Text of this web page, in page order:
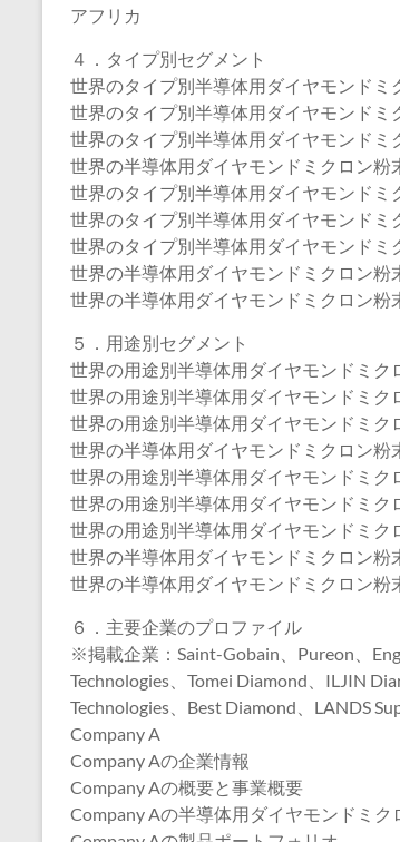
アフリカ
４．タイプ別セグメント
世界のタイプ別半導体用ダイヤモンドミ
世界のタイプ別半導体用ダイヤモンドミ
世界のタイプ別半導体用ダイヤモンドミ
世界の半導体用ダイヤモンドミクロン粉
世界のタイプ別半導体用ダイヤモンドミ
世界のタイプ別半導体用ダイヤモンドミ
世界のタイプ別半導体用ダイヤモンドミ
世界の半導体用ダイヤモンドミクロン粉
世界の半導体用ダイヤモンドミクロン粉
５．用途別セグメント
世界の用途別半導体用ダイヤモンドミク
世界の用途別半導体用ダイヤモンドミク
世界の用途別半導体用ダイヤモンドミク
世界の半導体用ダイヤモンドミクロン粉
世界の用途別半導体用ダイヤモンドミク
世界の用途別半導体用ダイヤモンドミク
世界の用途別半導体用ダイヤモンドミク
世界の半導体用ダイヤモンドミクロン粉
世界の半導体用ダイヤモンドミクロン粉
６．主要企業のプロファイル
※掲載企業：Saint-Gobain、Pureon、
Technologies、Tomei Diamond、ILJIN
Technologies、Best Diamond、LANDS
Company A
Company Aの企業情報
Company Aの概要と事業概要
Company Aの半導体用ダイヤモンドミ